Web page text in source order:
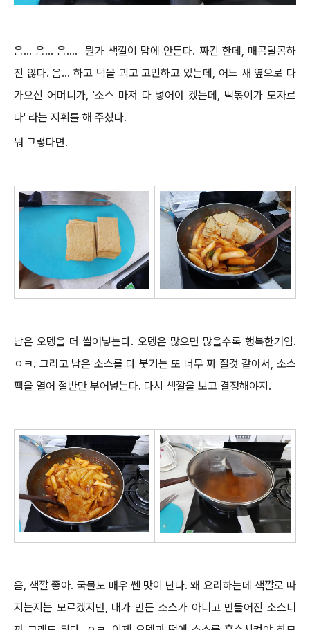
음... 음... 음.... 뭔가 색깔이 맘에 안든다. 짜긴 한데, 매콤달콤하
진 않다. 음... 하고 턱을 괴고 고민하고 있는데, 어느 새 옆으로 다
가오신 어머니가, '소스 마저 다 넣어야 겠는데, 떡볶이가 모자르
다' 라는 지휘를 해 주셨다.
뭐 그렇다면.
남은 오뎅을 더 썰어넣는다. 오뎅은 많으면 많을수록 행복한거임.
ㅇㅋ. 그리고 남은 소스를 다 붓기는 또 너무 짜 질것 같아서, 소스
팩을 열어 절반만 부어넣는다. 다시 색깔을 보고 결정해야지.
음, 색깔 좋아. 국물도 매우 쎈 맛이 난다. 왜 요리하는데 색깔로 따
지는지는 모르겠지만, 내가 만든 소스가 아니고 만들어진 소스니